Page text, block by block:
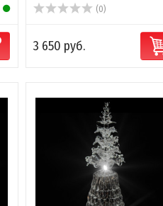
(0)
3 650 руб.